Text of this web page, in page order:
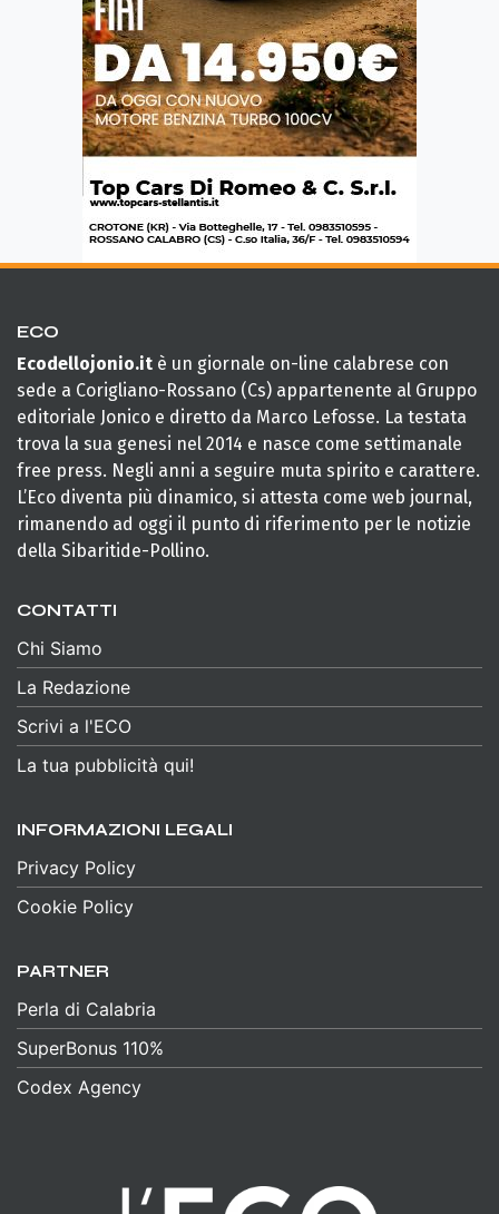
ECO
Ecodellojonio.it è un giornale on-line calabrese con
sede a Corigliano-Rossano (Cs) appartenente al Gruppo
editoriale Jonico e diretto da Marco Lefosse. La testata
trova la sua genesi nel 2014 e nasce come settimanale
free press. Negli anni a seguire muta spirito e carattere.
L’Eco diventa più dinamico, si attesta come web journal,
rimanendo ad oggi il punto di riferimento per le notizie
della Sibaritide-Pollino.
CONTATTI
Chi Siamo
La Redazione
Scrivi a l'ECO
La tua pubblicità qui!
INFORMAZIONI LEGALI
Privacy Policy
Cookie Policy
PARTNER
Perla di Calabria
SuperBonus 110%
Codex Agency